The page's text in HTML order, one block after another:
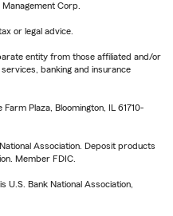
Corp.
or legal advice.
entity from those affiliated and/or
banking and insurance
Plaza, Bloomington, IL 61710-
Association. Deposit products
Member FDIC.
Bank National Association,